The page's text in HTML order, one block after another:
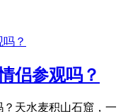
侣参观吗？
天水麦积山石窟，一